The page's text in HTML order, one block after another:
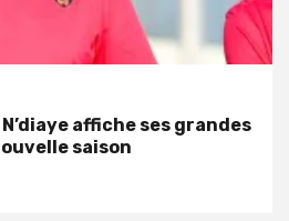
affiche ses grandes
saison